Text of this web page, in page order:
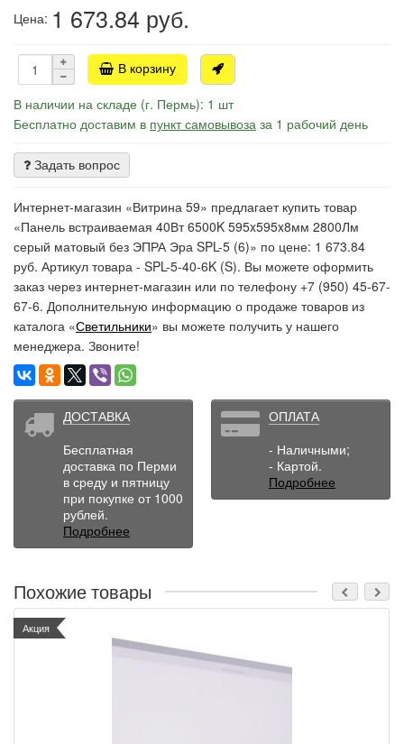
Цена: 1 673.84 руб.
В корзину
В наличии на складе (г. Пермь): 1 шт
Бесплатно доставим в пункт самовывоза за 1 рабочий день
Задать вопрос
Интернет-магазин «Витрина 59» предлагает купить товар
«Панель встраиваемая 40Вт 6500K 595x595x8мм 2800Лм
серый матовый без ЭПРА Эра SPL-5 (6)» по цене: 1 673.84
руб. Артикул товара - SPL-5-40-6K (S). Вы можете оформить
заказ через интернет-магазин или по телефону +7 (950) 45-67-
67-6. Дополнительную информацию о продаже товаров из
каталога «Светильники» вы можете получить у нашего
менеджера. Звоните!
ДОСТАВКА
Бесплатная
доставка по Перми
в среду и пятницу
при покупке от 1000
рублей.
Подробнее
ОПЛАТА
- Наличными;
- Картой.
Подробнее
Похожие товары
Акция